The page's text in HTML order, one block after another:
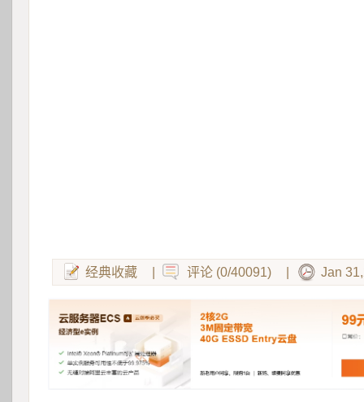
经典收藏 评论 (0/40091) Jan